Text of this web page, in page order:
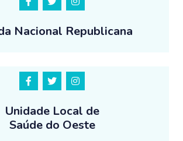
Nacional Republicana
Unidade Local de
Saúde do Oeste